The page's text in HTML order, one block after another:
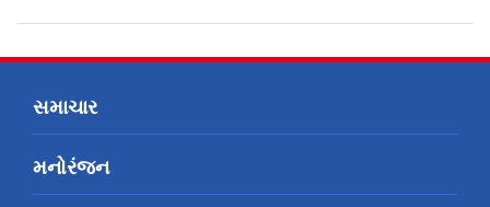
સમાચાર
મનોરંજન